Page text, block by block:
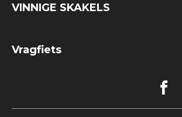
VINNIGE SKAKELS
Vragfiets